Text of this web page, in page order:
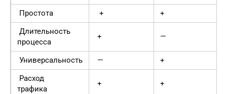
Простота +
+
Длительность
процесса
+ —
Универсальность —
+
Расход
трафика
+ +